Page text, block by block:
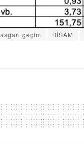
asgari geçim BİSAM